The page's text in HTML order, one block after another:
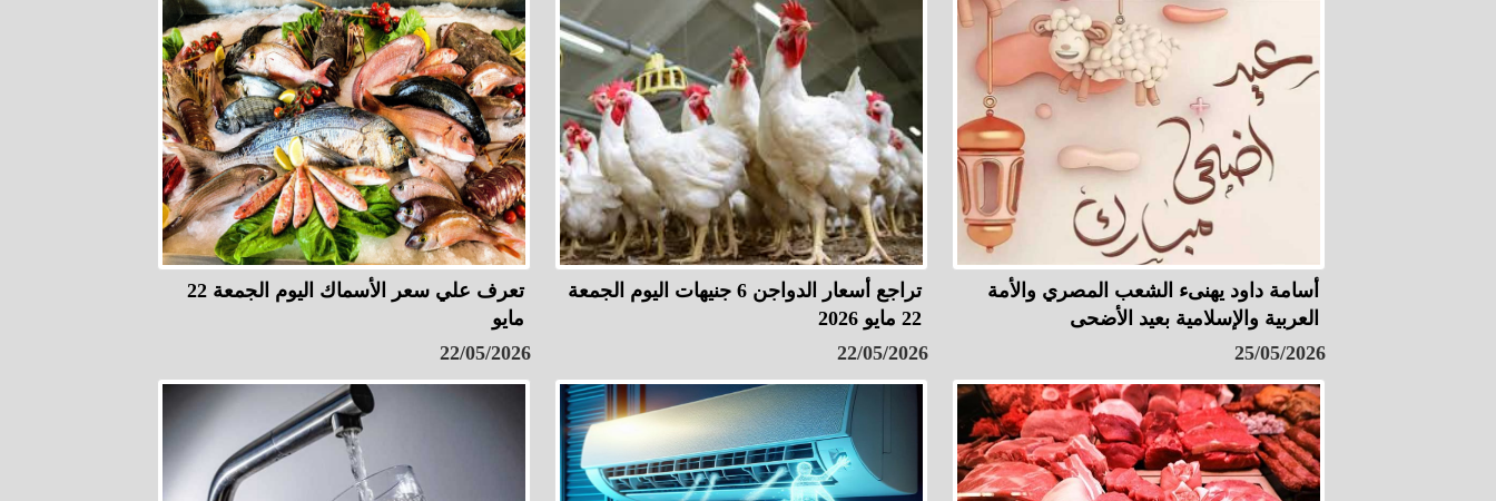
أسامة داود يهنىء الشعب المصري والأمة
العربية والإسلامية بعيد الأضحى
25/05/2026
تراجع أسعار الدواجن 6 جنيهات اليوم الجمعة
22 مايو 2026
22/05/2026
تعرف علي سعر الأسماك اليوم الجمعة 22
مايو
22/05/2026